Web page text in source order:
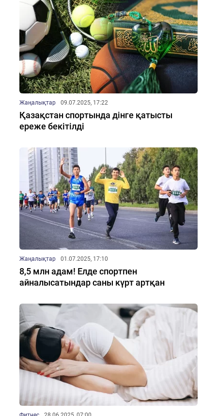
Жаңалықтар 09.07.2025, 17:22
Қазақстан спортында дінге қатысты
ереже бекітілді
Жаңалықтар 01.07.2025, 17:10
8,5 млн адам! Елде спортпен
айналысатындар саны күрт артқан